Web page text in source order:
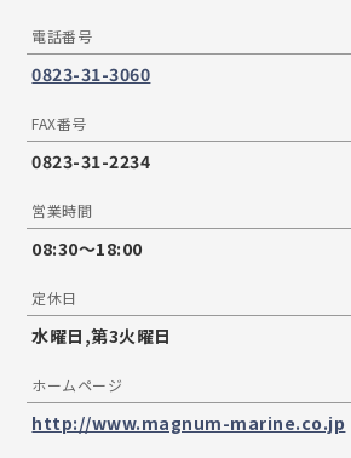
電話番号
0823-31-3060
FAX番号
0823-31-2234
営業時間
08:30〜18:00
定休日
水曜日,第3火曜日
ホームページ
http://www.magnum-marine.co.jp